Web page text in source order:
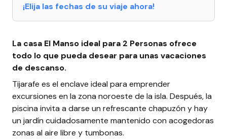
¡Elija las fechas de su viaje ahora!
La casa El Manso ideal para 2 Personas ofrece
todo lo que pueda desear para unas vacaciones
de descanso.
Tijarafe es el enclave ideal para emprender
excursiones en la zona noroeste de la isla. Después, la
piscina invita a darse un refrescante chapuzón y hay
un jardín cuidadosamente mantenido con acogedoras
zonas al aire libre y tumbonas.